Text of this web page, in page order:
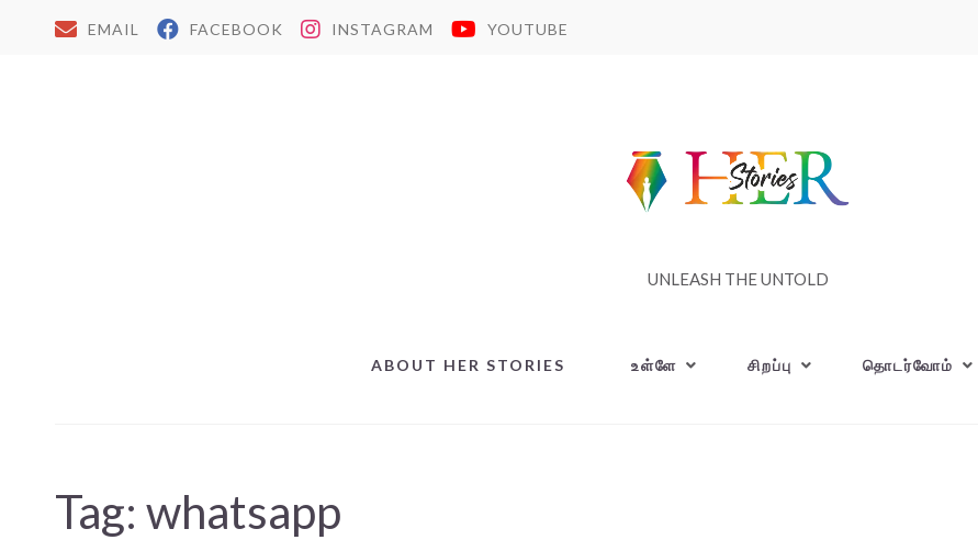
EMAIL FACEBOOK INSTAGRAM YOUTUBE
UNLEASH THE UNTOLD
ABOUT HER STORIES உள்ளே சிறப்பு தொடர்வோம்
Tag: whatsapp